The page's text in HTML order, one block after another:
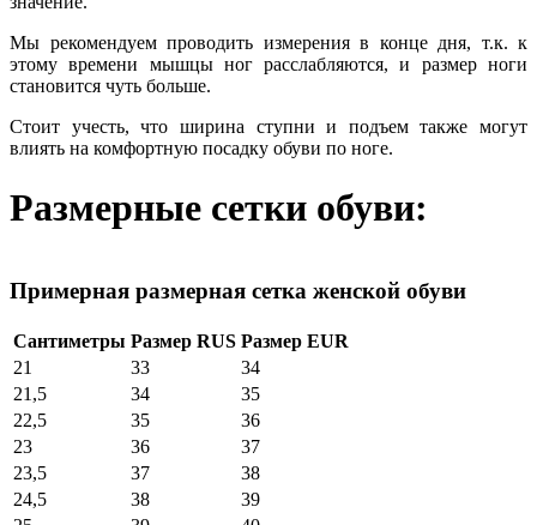
Мы рекомендуем проводить измерения в конце дня, т.к. к
этому времени мышцы ног расслабляются, и размер ноги
становится чуть больше.
Стоит учесть, что ширина ступни и подъем также могут
влиять на комфортную посадку обуви по ноге.
Размерные сетки обуви:
Примерная размерная сетка женской обуви
Сантиметры Размер RUS Размер EUR
21
33
34
21,5
34
35
22,5
35
36
23
36
37
23,5
37
38
24,5
38
39